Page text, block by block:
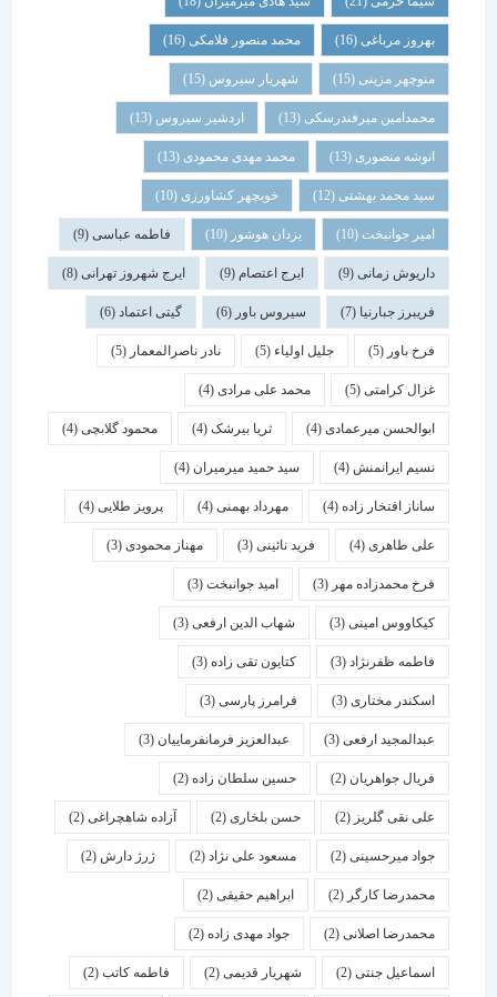
بهروز مرباغی (16) محمد منصور فلامکی (16)
منوچهر مزینی(15) شهریار سیروس(15)
محمدامین میرفندرسکی(13) اردشیر سیروس(13)
انوشه منصوری(13) محمد مهدی محمودی(13)
سید محمد بهشتی(12) خوبچهر کشاورزی(10)
امیر جوانبخت(10) یزدان هوشور(10) فاطمه عباسی(9)
داریوش زمانی(9) ایرج اعتصام(9) ایرج شهروز تهرانی(8)
فریبرز جبارنیا(7) سیروس باور(6) گیتی اعتماد(6)
فرخ باور(5) جلیل اولیاء(5) نادر ناصرالمعمار (5)
غزال کرامتی (5) محمد علی مرادی(4)
ابوالحسن میرعمادی(4) ثریا بیرشک(4) محمود گلابچی(4)
نسیم ایرانمنش(4) سید حمید میرمیران(4)
ساناز افتخار زاده(4) مهرداد بهمنی(4) پرویز طلایی(4)
علی طاهری(4) فرید نائینی(3) مهناز محمودی(3)
فرخ محمدزاده مهر(3) امید جوانبخت(3)
کیکاووس امینی(3) شهاب الدین ارفعی(3)
فاطمه ظفرنژاد(3) کتایون تقی زاده(3)
اسكندر مختاری (3) فرامرز پارسی(3)
عبدالمجید ارفعی(3) عبدالعزیز فرمانفرماییان(3)
فریال جواهریان(2) حسین سلطان زاده(2)
علی نقی گلریز(2) حسن بلخاری(2) آزاده شاهچراغی(2)
جواد میرحسینی (2) مسعود علی نژاد(2) ژرژ دارش (2)
محمدرضا کارگر(2) ابراهیم حقیقی(2)
محمدرضا اصلانی(2) جواد مهدی زاده(2)
اسماعیل جنتی(2) شهریار قدیمی(2) فاطمه کاتب(2)